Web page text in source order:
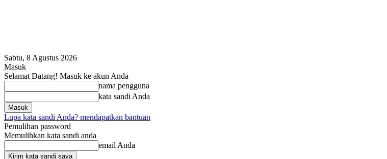
Sabtu, 8 Agustus 2026
Masuk
Selamat Datang! Masuk ke akun Anda
nama pengguna
kata sandi Anda
Lupa kata sandi Anda? mendapatkan bantuan
Pemulihan password
Memulihkan kata sandi anda
email Anda